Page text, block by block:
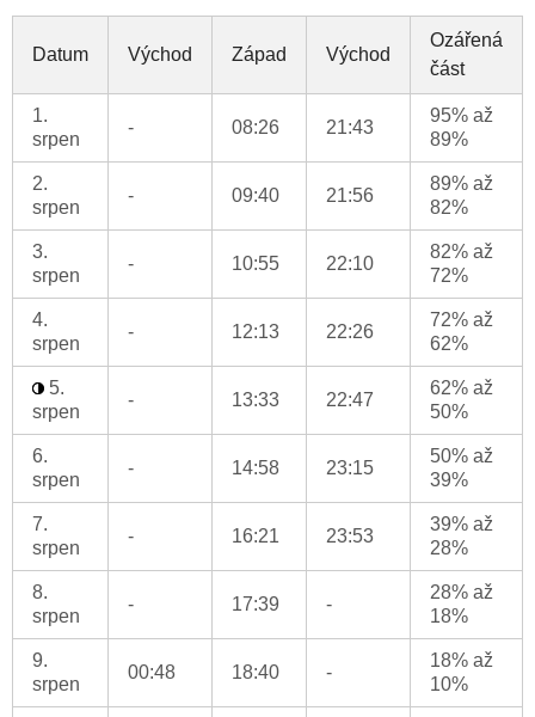
Datum Východ Západ Východ
Ozářená
část
1.
srpen
- 08:26 21:43
95% až
89%
2.
srpen
- 09:40 21:56
89% až
82%
3.
srpen
- 10:55 22:10
82% až
72%
4.
srpen
- 12:13 22:26
72% až
62%
5.
srpen
- 13:33 22:47
62% až
50%
6.
srpen
- 14:58 23:15
50% až
39%
7.
srpen
- 16:21 23:53
39% až
28%
8.
srpen
- 17:39 -
28% až
18%
9.
srpen
00:48 18:40 -
18% až
10%